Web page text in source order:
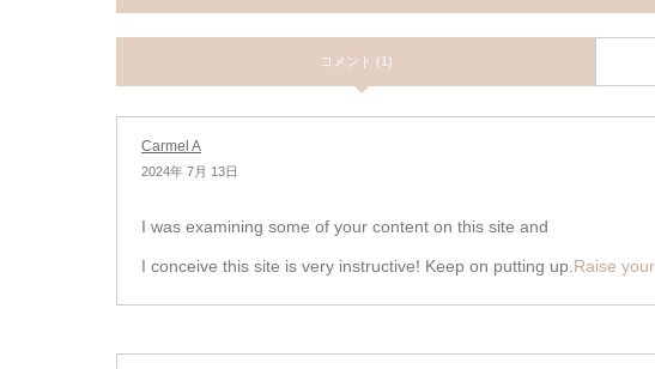
コメント (1)
Carmel A
2024年 7月 13日
I was examining some of your content on this site and
I conceive this site is very instructive! Keep on putting up. Raise